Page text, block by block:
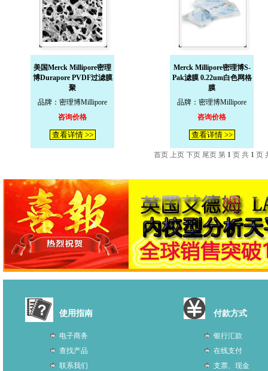
美国Merck Millipore密理
博Durapore PVDF过滤膜
聚
品牌：密理博Millipore
咨询价格
查看详情 >>
Merck Millipore密理博S-
Pak滤膜 0.22um白色网格
膜
品牌：密理博Millipore
咨询价格
查看详情 >>
首页 上页 下页 尾页 第 1 页 共 1 页
使用指南
电子商务
查找产品
联系我们
付款方式
银行汇款
在线支付
支票、现金